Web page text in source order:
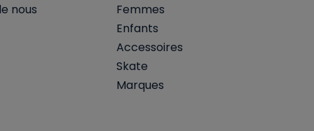
nous
Femmes
Enfants
Accessoires
Skate
Marques